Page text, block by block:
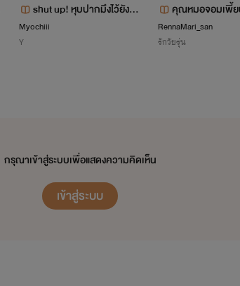
shut up! หุบปากมึงไว้ยังไง
มึงก็ต้องเป็นเมียกู! [ภาคสอ
Myochiii
Y
คุณหมอจอมเพี้ยน
อมร์เจ้าอารมณ์
RennaMari_san
รักวัยรุ่น
กรุณาเข้าสู่ระบบเพื่อแสดงความคิดเห็น
เข้าสู่ระบบ